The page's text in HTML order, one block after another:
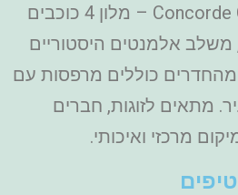
Concorde Old Bucharest Hotel – מלון 4 כוכבים
משלב אלמנטים היסטוריים
מהחדרים כוללים מרפסות עם
מתאים לזוגות, חברים
מרכזי ואיכותי.